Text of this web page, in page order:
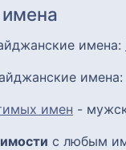
имена:
имена:
имен -
с любым